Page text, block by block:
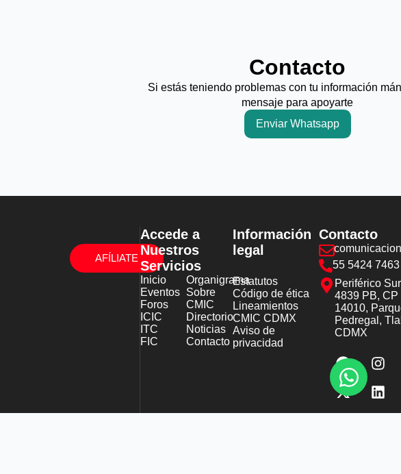
Contacto
Si estás teniendo problemas con tu información
mensaje para apoyarte
Enviar Whatsapp
AFÍLIATE
Accede a
Nuestros
Servicios
Inicio
Eventos
Foros
ICIC
ITC
FIC
Organigrama
Sobre
CMIC
Directorio
Noticias
Contacto
Información
legal
Estatutos
Código de ética
Lineamientos
CMIC CDMX
Aviso de
privacidad
Contacto
55 5424 7463
Periférico
4839 PB, CP
14010,
Pedregal,
CDMX